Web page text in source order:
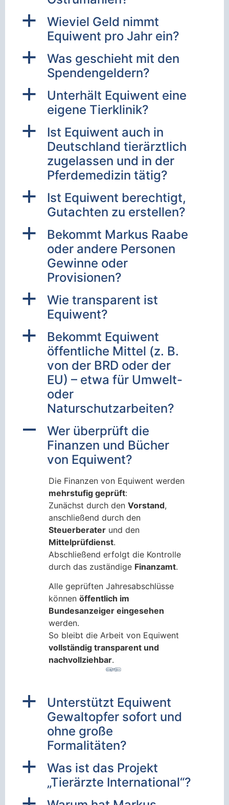
a
Wieviel Geld nimmt
Equiwent pro Jahr ein?
a
Was geschieht mit den
Spendengeldern?
a
Unterhält Equiwent eine
eigene Tierklinik?
a
Ist Equiwent auch in
Deutschland tierärztlich
zugelassen und in der
Pferdemedizin tätig?
a
Ist Equiwent berechtigt,
Gutachten zu erstellen?
a
Bekommt Markus Raabe
oder andere Personen
Gewinne oder
Provisionen?
a
Wie transparent ist
Equiwent?
a
Bekommt Equiwent
öffentliche Mittel (z. B.
von der BRD oder der
EU) – etwa für Umwelt-
oder
Naturschutzarbeiten?
A
Wer überprüft die
Finanzen und Bücher
von Equiwent?
Die Finanzen von Equiwent werden
mehrstufig geprüft:
Zunächst durch den Vorstand,
anschließend durch den
Steuerberater und den
Mittelprüfdienst.
Abschließend erfolgt die Kontrolle
durch das zuständige Finanzamt.
Alle geprüften Jahresabschlüsse
können öffentlich im
Bundesanzeiger eingesehen
werden.
So bleibt die Arbeit von Equiwent
vollständig transparent und
nachvollziehbar.
a
Unterstützt Equiwent
Gewaltopfer sofort und
ohne große
Formalitäten?
a
Was ist das Projekt
„Tierärzte International“?